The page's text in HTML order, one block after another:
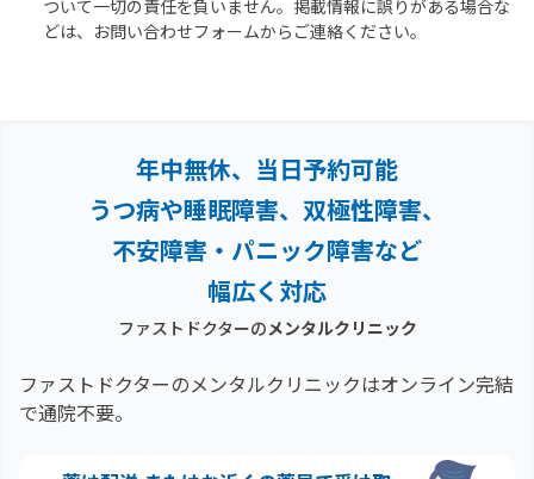
ついて一切の責任を負いません。掲載情報に誤りがある場合な
どは、お問い合わせフォームからご連絡ください。
年中無休、当日予約可能
うつ病や睡眠障害、双極性障害、
不安障害・パニック障害など
幅広く対応
ファストドクターのメンタルクリニック
ファストドクターのメンタルクリニックはオンライン完結
で通院不要。